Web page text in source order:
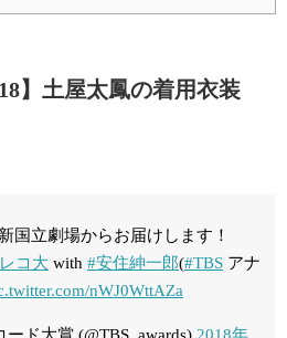
】土屋太鳳の着用衣装
国立劇場からお届けします！
コ大 with #安住紳一郎(#TBS アナ
nWJ0WttAZa